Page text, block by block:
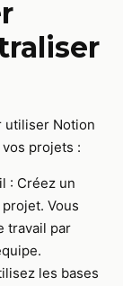
utiliser Notion
projets :
: Créez un
Vous
travail par
les bases